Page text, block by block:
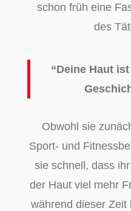
schon früh eine
des
“Deine Haut
Obwohl sie
Sport- und
sie schnell, dass
der Haut viel mehr
während dieser